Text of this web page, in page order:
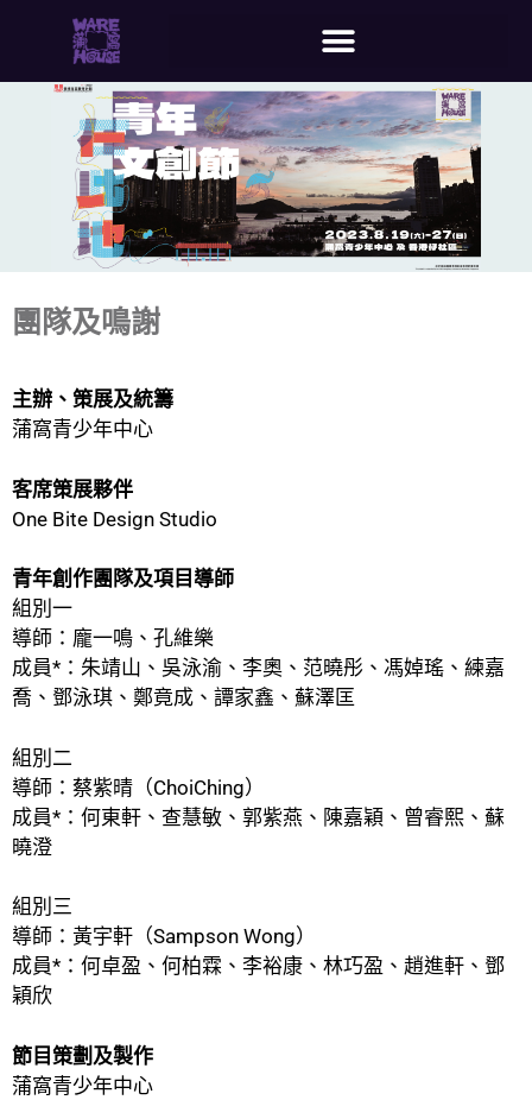
團隊及鳴謝
主辦、策展及統籌
蒲窩青少年中心
客席策展夥伴
One Bite Design Studio
青年創作團隊及項目導師
組別一
導師：龐一鳴、孔維樂
成員*：朱靖山、吳泳渝、李奧、范曉彤、馮婥瑤、練嘉
喬、鄧泳琪、鄭竟成、譚家鑫、蘇澤匡
組別二
導師：蔡紫晴（ChoiChing）
成員*：何東軒、查慧敏、郭紫燕、陳嘉穎、曾睿熙、蘇
曉澄
組別三
導師：黃宇軒（Sampson Wong）
成員*：何卓盈、何柏霖、李裕康、林巧盈、趙進軒、鄧
穎欣
節目策劃及製作
蒲窩青少年中心